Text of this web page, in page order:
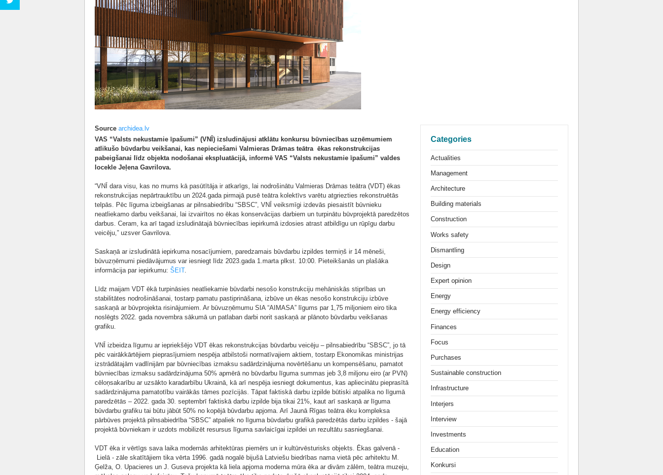
Source archidea.lv
VAS “Valsts nekustamie īpašumi” (VNĪ) izsludinājusi atklātu konkursu būvniecības uzņēmumiem
atlikušo būvdarbu veikšanai, kas nepieciešami Valmieras Drāmas teātra ēkas rekonstrukcijas
pabeigšanai līdz objekta nodošanai ekspluatācijā, informē VAS “Valsts nekustamie īpašumi” valdes
locekle Jeļena Gavrilova.
“VNĪ dara visu, kas no mums kā pasūtītāja ir atkarīgs, lai nodrošinātu Valmieras Drāmas teātra (VDT) ēkas
rekonstrukcijas nepārtrauktību un 2024.gada pirmajā pusē teātra kolektīvs varētu atgriezties rekonstruētās
telpās. Pēc līguma izbeigšanas ar pilnsabiedrību “SBSC”, VNĪ veiksmīgi izdevās piesaistīt būvnieku
neatliekamo darbu veikšanai, lai izvairītos no ēkas konservācijas darbiem un turpinātu būvprojektā paredzētos
darbus. Ceram, ka arī tagad izsludinātajā būvniecības iepirkumā izdosies atrast atbildīgu un rūpīgu darbu
veicēju,” uzsver Gavrilova.
Saskaņā ar izsludinātā iepirkuma nosacījumiem, paredzamais būvdarbu izpildes termiņš ir 14 mēneši,
būvuzņēmumi piedāvājumus var iesniegt līdz 2023.gada 1.marta plkst. 10:00. Pieteikšanās un plašāka
informācija par iepirkumu: ŠEIT.
Līdz maijam VDT ēkā turpināsies neatliekamie būvdarbi nesošo konstrukciju mehāniskās stiprības un
stabilitātes nodrošināšanai, tostarp pamatu pastiprināšana, izbūve un ēkas nesošo konstrukciju izbūve
saskaņā ar būvprojekta risinājumiem. Ar būvuzņēmumu SIA “AIMASA” līgums par 1,75 miljoniem eiro tika
noslēgts 2022. gada novembra sākumā un patlaban darbi norit saskaņā ar plānoto būvdarbu veikšanas
grafiku.
VNĪ izbeidza līgumu ar iepriekšējo VDT ēkas rekonstrukcijas būvdarbu veicēju – pilnsabiedrību “SBSC”, jo tā
pēc vairākkārtējiem pieprasījumiem nespēja atbilstoši normatīvajiem aktiem, tostarp Ekonomikas ministrijas
izstrādātajām vadlīnijām par būvniecības izmaksu sadārdzinājuma novērtēšanu un kompensēšanu, pamatot
būvniecības izmaksu sadārdzinājuma 50% apmērā no būvdarbu līguma summas jeb 3,8 miljonu eiro (ar PVN)
cēloņsakarību ar uzsākto karadarbību Ukrainā, kā arī nespēja iesniegt dokumentus, kas apliecinātu pieprasītā
sadārdzinājuma pamatotību vairākās tāmes pozīcijās. Tāpat faktiskā darbu izpilde būtiski atpalika no līgumā
paredzētās – 2022. gada 30. septembrī faktiskā darbu izpilde bija tikai 21%, kaut arī saskaņā ar līguma
būvdarbu grafiku tai būtu jābūt 50% no kopējā būvdarbu apjoma. Arī Jaunā Rīgas teātra ēku kompleksa
pārbūves projektā pilnsabiedrība “SBSC” atpaliek no līguma būvdarbu grafikā paredzētās darbu izpildes - šajā
projektā būvniekam ir uzdots mobilizēt resursus līguma savlaicīgai izpildei un rezultātu sasniegšanai.
VDT ēka ir vērtīgs sava laika modernās arhitektūras piemērs un ir kultūrvēsturisks objekts. Ēkas galvenā -
Lielā - zāle skatītājiem tika vērta 1996. gadā nogalē bijušā Latviešu biedrības nama vietā pēc arhitektu M.
Ģelža, O. Upacieres un J. Guseva projekta kā liela apjoma moderna mūra ēka ar divām zālēm, teātra muzeju,
Categories
Actualities
Management
Architecture
Building materials
Construction
Works safety
Dismantling
Design
Expert opinion
Energy
Energy efficiency
Finances
Focus
Purchases
Sustainable construction
Infrastructure
Interjers
Interview
Investments
Education
Konkursi